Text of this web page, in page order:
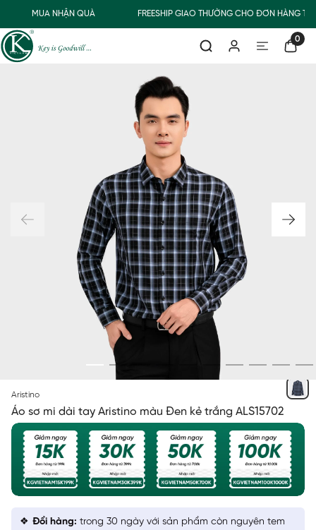
MUA NHẬN QUÀ FREESHIP GIAO THƯỜNG CHO ĐƠN HÀNG
0
Aristino
Áo sơ mi dài tay Aristino màu Đen kẻ trắng ALS15702
Đổi hàng: trong 30 ngày với sản phẩm còn nguyên tem